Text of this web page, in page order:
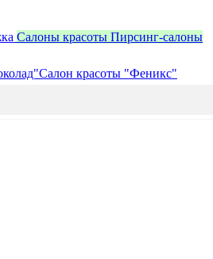
Салоны красоты Пирсинг-салоны
Салон красоты "Феникс"